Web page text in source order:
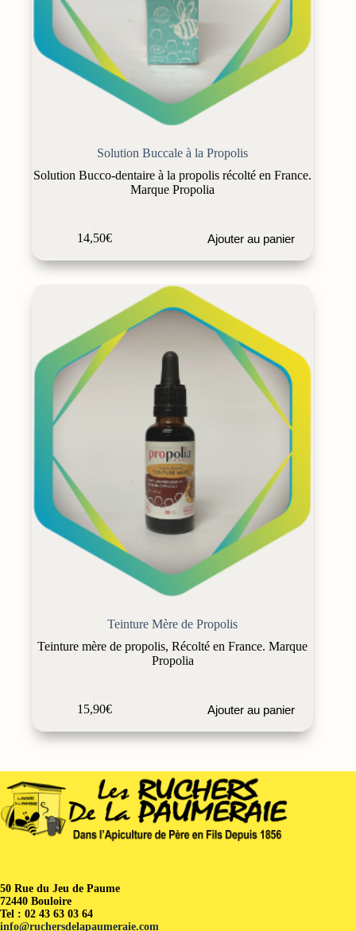
Solution Buccale à la Propolis
Solution Bucco-dentaire à la propolis récolté en France.
Marque Propolia
14,50€ Ajouter au panier
Teinture Mère de Propolis
Teinture mère de propolis, Récolté en France. Marque
Propolia
15,90€ Ajouter au panier
50 Rue du Jeu de Paume
72440 Bouloire
Tel : 02 43 63 03 64
info@ruchersdelapaumeraie.com